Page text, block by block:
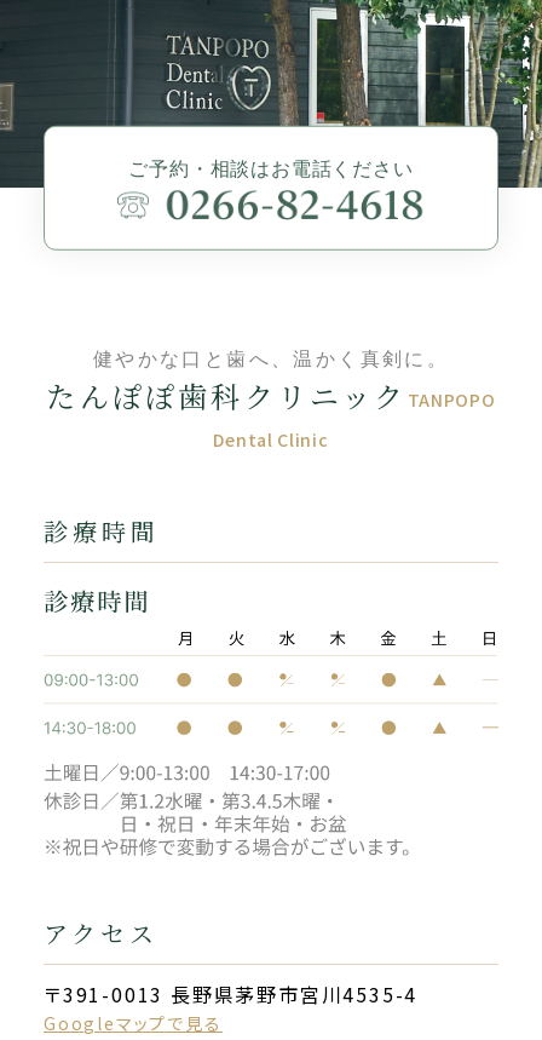
ご予約・相談はお電話ください
健やかな口と歯へ、温かく真剣に。
たんぽぽ歯科クリニック TANPOPO
Dental Clinic
診療時間
アクセス
〒391-0013 長野県茅野市宮川4535-4
Googleマップで見る